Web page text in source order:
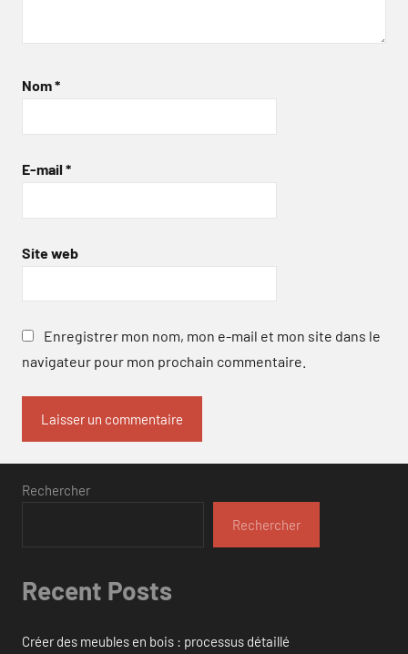
Nom*
E-mail *
Site web
Enregistrer mon nom, mon e-mail et mon site dans le
navigateur pour mon prochain commentaire.
Rechercher
Rechercher
Recent Posts
Créer des meubles en bois : processus détaillé